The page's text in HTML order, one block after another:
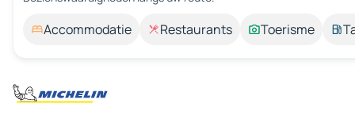
Accommodatie Restaurants Toerisme